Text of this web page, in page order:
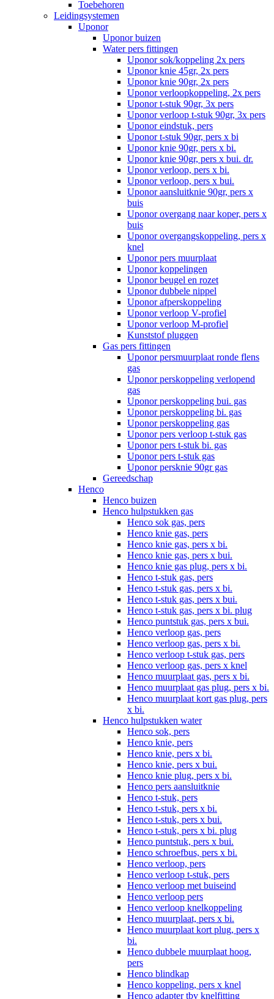
Toebehoren
Leidingsystemen
Uponor
Uponor buizen
Water pers fittingen
Uponor sok/koppeling 2x pers
Uponor knie 45gr, 2x pers
Uponor knie 90gr, 2x pers
Uponor verloopkoppeling, 2x pers
Uponor t-stuk 90gr, 3x pers
Uponor verloop t-stuk 90gr, 3x pers
Uponor eindstuk, pers
Uponor t-stuk 90gr, pers x bi
Uponor knie 90gr, pers x bi.
Uponor knie 90gr, pers x bui. dr.
Uponor verloop, pers x bi.
Uponor verloop, pers x bui.
Uponor aansluitknie 90gr, pers x
buis
Uponor overgang naar koper, pers x
buis
Uponor overgangskoppeling, pers x
knel
Uponor pers muurplaat
Uponor koppelingen
Uponor beugel en rozet
Uponor dubbele nippel
Uponor afperskoppeling
Uponor verloop V-profiel
Uponor verloop M-profiel
Kunststof pluggen
Gas pers fittingen
Uponor persmuurplaat ronde flens
gas
Uponor perskoppeling verlopend
gas
Uponor perskoppeling bui. gas
Uponor perskoppeling bi. gas
Uponor perskoppeling gas
Uponor pers verloop t-stuk gas
Uponor pers t-stuk bi. gas
Uponor pers t-stuk gas
Uponor persknie 90gr gas
Gereedschap
Henco
Henco buizen
Henco hulpstukken gas
Henco sok gas, pers
Henco knie gas, pers
Henco knie gas, pers x bi.
Henco knie gas, pers x bui.
Henco knie gas plug, pers x bi.
Henco t-stuk gas, pers
Henco t-stuk gas, pers x bi.
Henco t-stuk gas, pers x bui.
Henco t-stuk gas, pers x bi. plug
Henco puntstuk gas, pers x bui.
Henco verloop gas, pers
Henco verloop gas, pers x bi.
Henco verloop t-stuk gas, pers
Henco verloop gas, pers x knel
Henco muurplaat gas, pers x bi.
Henco muurplaat gas plug, pers x bi.
Henco muurplaat kort gas plug, pers
x bi.
Henco hulpstukken water
Henco sok, pers
Henco knie, pers
Henco knie, pers x bi.
Henco knie, pers x bui.
Henco knie plug, pers x bi.
Henco pers aansluitknie
Henco t-stuk, pers
Henco t-stuk, pers x bi.
Henco t-stuk, pers x bui.
Henco t-stuk, pers x bi. plug
Henco puntstuk, pers x bui.
Henco schroefbus, pers x bi.
Henco verloop, pers
Henco verloop t-stuk, pers
Henco verloop met buiseind
Henco verloop pers
Henco verloop knelkoppeling
Henco muurplaat, pers x bi.
Henco muurplaat kort plug, pers x
bi.
Henco dubbele muurplaat hoog,
pers
Henco blindkap
Henco koppeling, pers x knel
Henco adapter tbv knelfitting